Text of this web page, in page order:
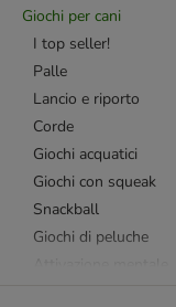
Giochi per cani
I top seller!
Palle
Lancio e riporto
Corde
Giochi acquatici
Giochi con squeak
Snackball
Giochi di peluche